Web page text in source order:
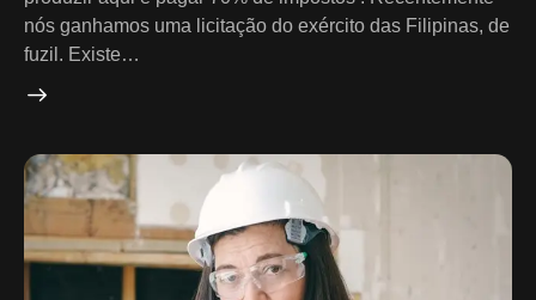
nós ganhamos uma licitação do exército das Filipinas, de
fuzil. Existe…